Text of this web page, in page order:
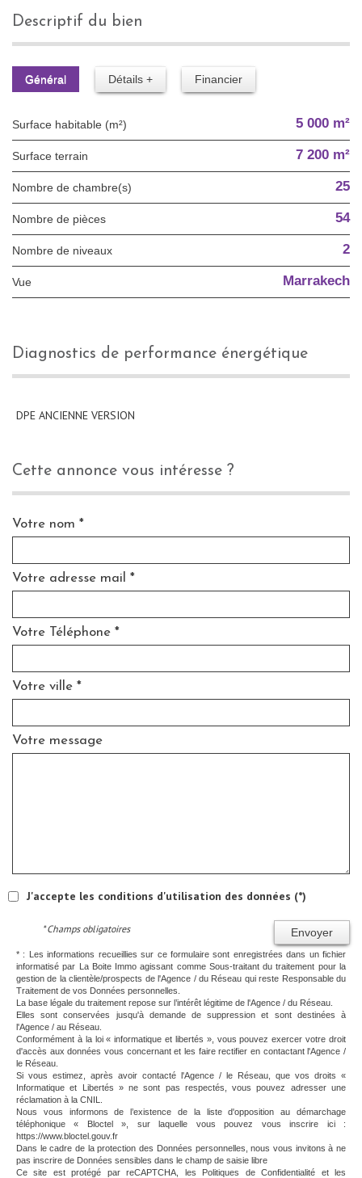
descriptif du bien
Général Détails + Financier
Surface habitable (m²) 5 000 m²
surface terrain 7 200 m²
Nombre de chambre(s) 25
Nombre de pièces 54
Nombre de niveaux 2
Vue Marrakech
diagnostics de performance énergétique
DPE ANCIENNE VERSION
cette annonce vous intéresse ?
Votre nom *
Votre adresse mail *
Votre Téléphone *
Votre ville *
Votre message
J'accepte les conditions d'utilisation des données (*)
Envoyer
* Champs obligatoires
* : Les informations recueillies sur ce formulaire sont enregistrées dans un fichier
informatisé par La Boite Immo agissant comme Sous-traitant du traitement pour la
gestion de la clientèle/prospects de l'Agence / du Réseau qui reste Responsable du
Traitement de vos Données personnelles.
La base légale du traitement repose sur l’intérêt légitime de l'Agence / du Réseau.
Elles sont conservées jusqu'à demande de suppression et sont destinées à
l'Agence / au Réseau.
Conformément à la loi « informatique et libertés », vous pouvez exercer votre droit
d'accès aux données vous concernant et les faire rectifier en contactant l'Agence /
le Réseau.
Si vous estimez, après avoir contacté l'Agence / le Réseau, que vos droits «
Informatique et Libertés » ne sont pas respectés, vous pouvez adresser une
réclamation à la CNIL.
Nous vous informons de l’existence de la liste d'opposition au démarchage
téléphonique « Bloctel », sur laquelle vous pouvez vous inscrire ici :
https://www.bloctel.gouv.fr
Dans le cadre de la protection des Données personnelles, nous vous invitons à ne
pas inscrire de Données sensibles dans le champ de saisie libre
Ce site est protégé par reCAPTCHA, les Politiques de Confidentialité et les